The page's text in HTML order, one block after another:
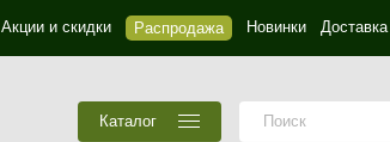
Акции и скидки Распродажа Новинки
Каталог